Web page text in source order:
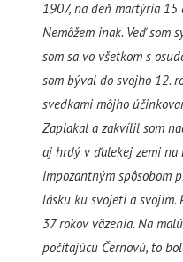
1907, na deň martýria 15
Nemôžem inak. Veď som
som sa vo všetkom s
som býval do svojho 12.
svedkami môjho
Zaplakal a zakvílil som
aj hrdý v ďalekej zemi na
impozantným spôsobom
lásku ku svojeti a
37 rokov väzenia. Na
počítajúcu Černovú, to